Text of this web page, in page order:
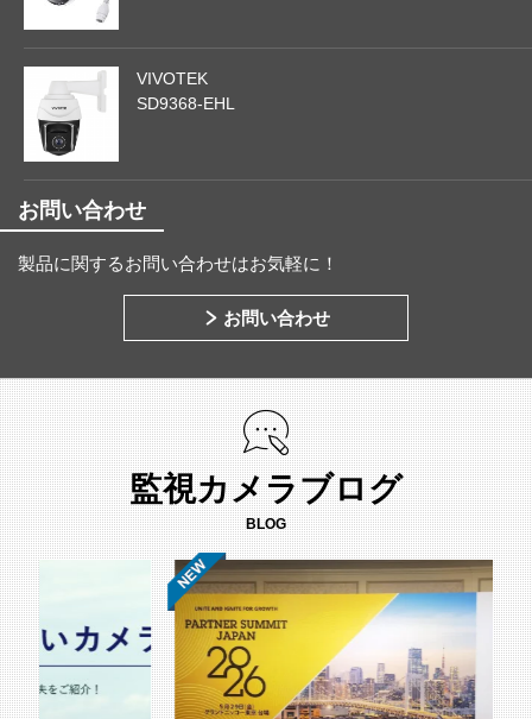
VIVOTEK
SD9368-EHL
お問い合わせ
製品に関するお問い合わせはお気軽に！
お問い合わせ
監視カメラブログ
BLOG